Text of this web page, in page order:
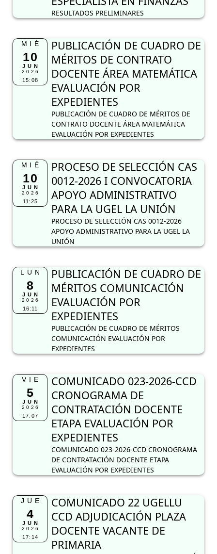
RESULTADOS PRELIMINARES
MIÉ
10
JUN
2026
15:08
PUBLICACIÓN DE CUADRO DE
MÉRITOS DE CONTRATO
DOCENTE ÁREA MATEMÁTICA
EVALUACIÓN POR
EXPEDIENTES
PUBLICACIÓN DE CUADRO DE MÉRITOS DE
CONTRATO DOCENTE ÁREA MATEMÁTICA
EVALUACIÓN POR EXPEDIENTES
MIÉ
10
JUN
2026
11:25
PROCESO DE SELECCIÓN CAS
0012-2026 I CONVOCATORIA
APOYO ADMINISTRATIVO
PARA LA UGEL LA UNIÓN
PROCESO DE SELECCIÓN CAS 0012-2026
APOYO ADMINISTRATIVO PARA LA UGEL LA
UNIÓN
LUN
8
JUN
2026
16:11
PUBLICACIÓN DE CUADRO DE
MÉRITOS COMUNICACIÓN
EVALUACIÓN POR
EXPEDIENTES
PUBLICACIÓN DE CUADRO DE MÉRITOS
COMUNICACIÓN EVALUACIÓN POR
EXPEDIENTES
VIE
5
JUN
2026
17:07
COMUNICADO 023-2026-CCD
CRONOGRAMA DE
CONTRATACIÓN DOCENTE
ETAPA EVALUACIÓN POR
EXPEDIENTES
COMUNICADO 023-2026-CCD CRONOGRAMA
DE CONTRATACIÓN DOCENTE ETAPA
EVALUACIÓN POR EXPEDIENTES
JUE
4
JUN
2026
17:14
COMUNICADO 22 UGELLU
CCD ADJUDICACIÓN PLAZA
DOCENTE VACANTE DE
PRIMARIA